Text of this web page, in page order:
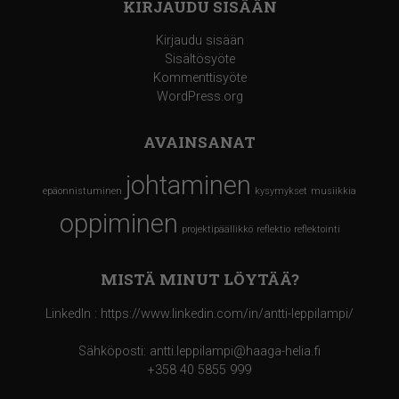
KIRJAUDU SISÄÄN
Kirjaudu sisään
Sisältösyöte
Kommenttisyöte
WordPress.org
AVAINSANAT
epäonnistuminen johtaminen kysymykset musiikkia
oppiminen projektipäällikkö reflektio reflektointi
MISTÄ MINUT LÖYTÄÄ?
LinkedIn : https://www.linkedin.com/in/antti-leppilampi/
Sähköposti: antti.leppilampi@haaga-helia.fi
+358 40 5855 999